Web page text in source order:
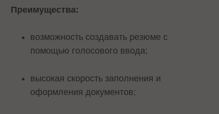
Преимущества:
возможность создавать резюме с
помощью голосового ввода;
высокая скорость заполнения и
оформления документов;